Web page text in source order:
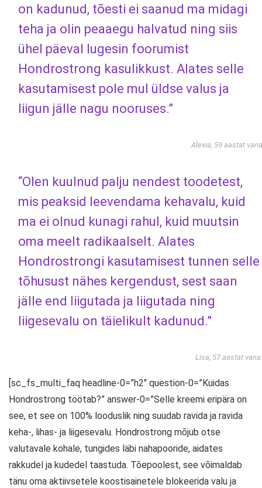
on kadunud, tõesti ei saanud ma midagi
teha ja olin peaaegu halvatud ning siis
ühel päeval lugesin foorumist
Hondrostrong kasulikkust. Alates selle
kasutamisest pole mul üldse valus ja
liigun jälle nagu nooruses.”
Alexia, 59 aastat vana
“Olen kuulnud palju nendest toodetest,
mis peaksid leevendama kehavalu, kuid
ma ei olnud kunagi rahul, kuid muutsin
oma meelt radikaalselt. Alates
Hondrostrongi kasutamisest tunnen selle
tõhusust nähes kergendust, sest saan
jälle end liigutada ja liigutada ning
liigesevalu on täielikult kadunud.”
Lisa, 57 aastat vana.
[sc_fs_multi_faq headline-0=”h2″ question-0=”Kuidas
Hondrostrong töötab?” answer-0=”Selle kreemi eripära on
see, et see on 100% looduslik ning suudab ravida ja ravida
keha-, lihas- ja liigesevalu. Hondrostrong mõjub otse
valutavale kohale, tungides läbi nahapooride, aidates
rakkudel ja kudedel taastuda. Tõepoolest, see võimaldab
tänu oma aktiivsetele koostisainetele blokeerida valu ja